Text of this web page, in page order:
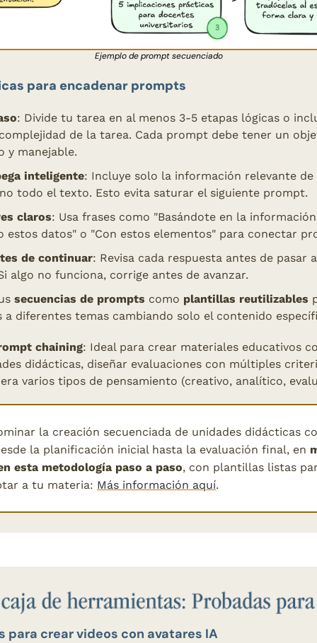
Ejemplo de prompt secuenciado
para encadenar prompts
: Divide tu tarea en al menos 3-5 etapas lógicas o
de la tarea. Cada prompt debe tener un
y manejable.
inteligente: Incluye solo la información relevante de
todo el texto. Esto evita saturar el siguiente prompt.
claros: Usa frases como "Basándote en la
estos datos" o "Con estos elementos" para conectar
de continuar: Revisa cada respuesta antes de pasar
algo no funciona, corrige antes de avanzar.
secuencias de prompts como plantillas reutilizables
a diferentes temas cambiando solo el contenido
chaining: Ideal para crear materiales educativos
didácticas, diseñar evaluaciones con múltiples
varios tipos de pensamiento (creativo, analítico,
la creación secuenciada de unidades didácticas
la planificación inicial hasta la evaluación final, en
esta metodología paso a paso, con plantillas listas
a tu materia: Más información aquí.
para crear videos con avatares IA